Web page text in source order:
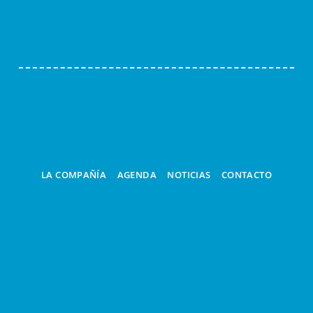
LA COMPAÑÍA AGENDA NOTICIAS CONTACTO